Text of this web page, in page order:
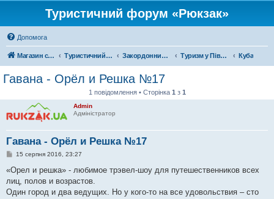
Туристичний форум «Рюкзак»
Допомога
Магазин спорядження Туристичний форум «Рюкзак» Закордонний туризм Туризм у Північній Америці Куба
Гавана - Орёл и Решка №17
1 повідомлення • Сторінка 1 з 1
Admin
Адміністратор
Гавана - Орёл и Решка №17
П
в
д
о
м
15 серпня 2016, 23:27
«Орел и решка» - любимое трэвел-шоу для путешественников всех
лиц, полов и возрастов.
Один город и два ведущих. Но у кого-то на все удовольствия – сто